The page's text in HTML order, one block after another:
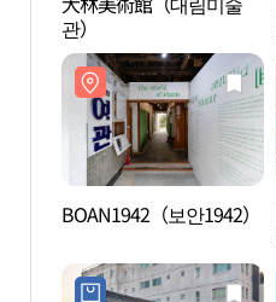
관）
BOAN1942（보안1942）